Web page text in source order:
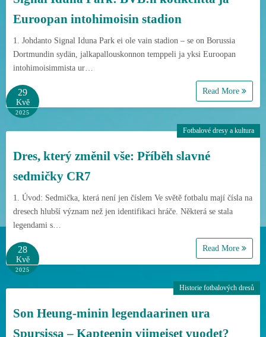
Euroopan intohimoisin stadion
1. Johdanto Signal Iduna Park ei ole vain stadion – se on Borussia
Dortmundin sydän, jalkapallouskonnon temppeli ja yksi Euroopan
intohimoisimmista ur…
Read More
29
Kvě
2025
Dres, který změnil vše: Příběh slavné
sedmičky CR7
1. Úvod: Sedmička, která není jen číslem Ve světě fotbalu mají čísla na
dresech hlubší význam než jen identifikaci hráče. Některá se stala
legendami s…
Read More
Fotbalové dresy a kultura
28
Kvě
2025
Son Heung-minin legendaarinen ura
Spursissa – Kapteenin viimeiset vuodet?
Historie fotbalových dresů